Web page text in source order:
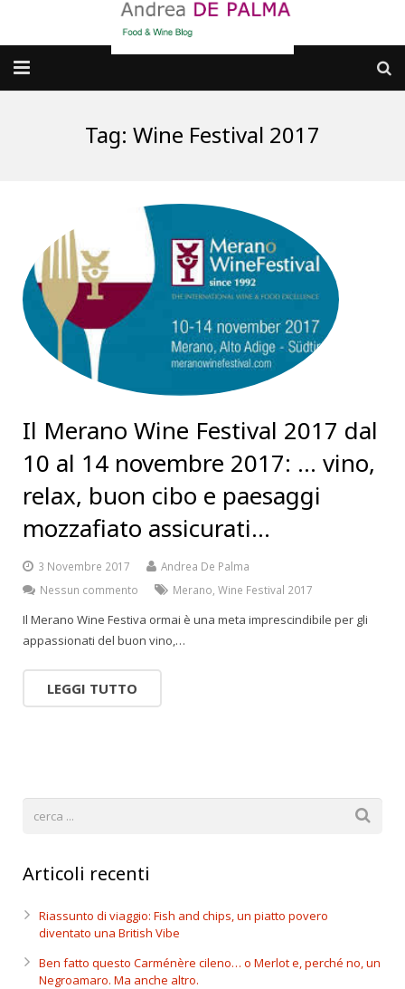
dove MANGIARE
cosa CUCINARE
dove ANDARE
Punti di vista e approfondimenti
Tag: Wine Festival 2017
Il Merano Wine Festival 2017 dal
10 al 14 novembre 2017: … vino,
relax, buon cibo e paesaggi
mozzafiato assicurati…
3 Novembre 2017
Andrea De Palma
Nessun commento
Merano Wine Festival 2017
Il Merano Wine Festiva ormai è una meta imprescindibile per gli
appassionati del buon vino,…
LEGGI TUTTO
Articoli recenti
Riassunto di viaggio: Fish and chips, un piatto povero
diventato una British Vibe
Ben fatto questo Carménère cileno… o Merlot e, perché no, un
Negroamaro. Ma anche altro.